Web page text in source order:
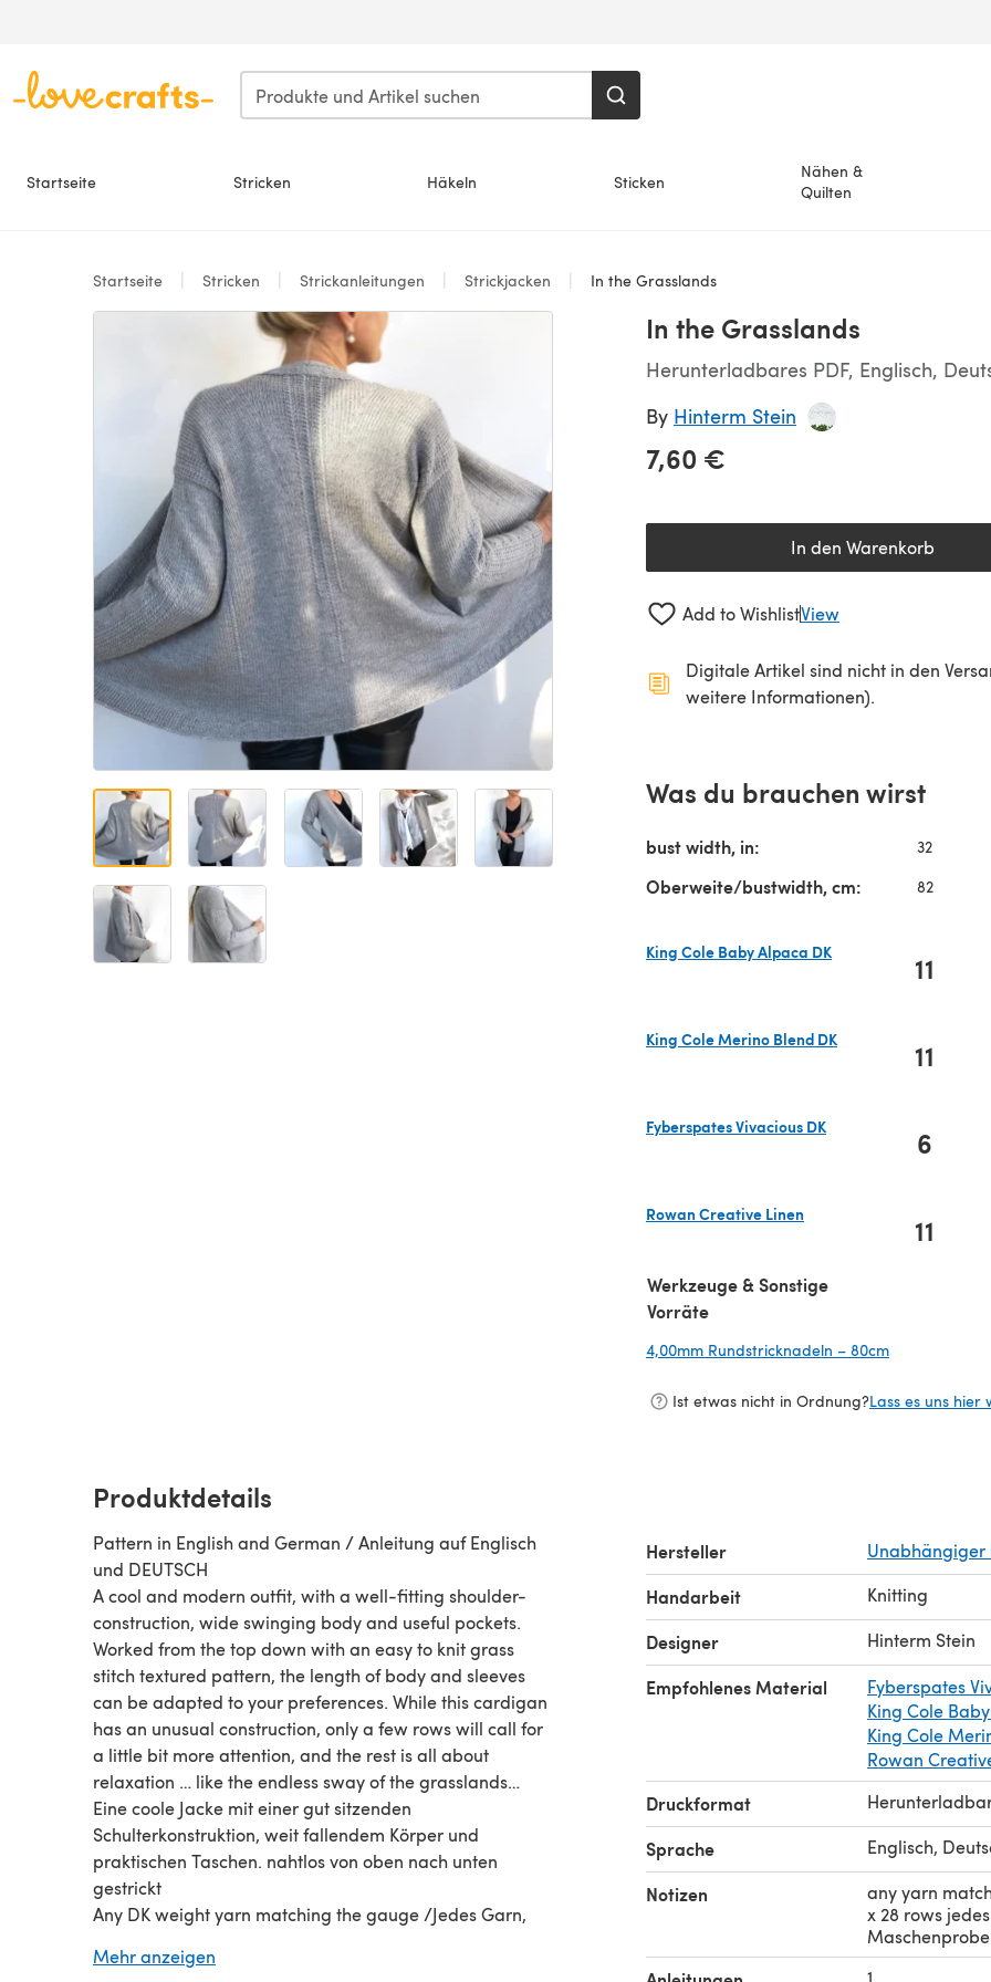
Startseite Stricken Häkeln Sticken
Nähen &
Quilten
Startseite Stricken Strickanleitungen Strickjacken In the Grasslands
In the Grasslands
Herunterladbares PDF, Englisch,
By Hinterm Stein
7,60 €
In den Warenkorb
Add to WishlistView
Digitale Artikel sind nicht in den
weitere Informationen).
Was du brauchen wirst
bust width, in: 32
Oberweite/bustwidth, cm: 82
King Cole Baby Alpaca DK
11
King Cole Merino Blend DK
11
Fyberspates Vivacious DK
6
Rowan Creative Linen
11
Werkzeuge & Sonstige
Vorräte
4,00mm Rundstricknadeln – 80cm
Ist etwas nicht in Ordnung?Lass es uns hier
Produktdetails
Pattern in English and German / Anleitung auf Englisch
und DEUTSCH
A cool and modern outfit, with a well-fitting shoulder-
construction, wide swinging body and useful pockets.
Worked from the top down with an easy to knit grass
stitch textured pattern, the length of body and sleeves
can be adapted to your preferences. While this cardigan
has an unusual construction, only a few rows will call for
a little bit more attention, and the rest is all about
relaxation … like the endless sway of the grasslands…
Eine coole Jacke mit einer gut sitzenden
Schulterkonstruktion, weit fallendem Körper und
praktischen Taschen. nahtlos von oben nach unten
gestrickt
Any DK weight yarn matching the gauge /Jedes Garn,
110m/110-115yds per 50g) / (ca. 100-110m/110-115yds per
Mehr anzeigen
Hersteller Unabhängiger
Handarbeit Knitting
Designer Hinterm Stein
Empfohlenes Material Fyberspates
King Cole
King Cole
Rowan
Druckformat
Sprache Englisch,
Notizen
any yarn
x 28 rows
Maschenprobe
1